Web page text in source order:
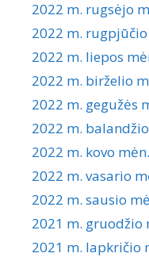
2022 m. rugsėjo
2022 m.
2022 m. liepos
2022 m. birželio
2022 m. gegužės
2022 m.
2022 m. kovo mėn.
2022 m. vasario
2022 m. sausio
2021 m. gruodžio
2021 m. lapkričio